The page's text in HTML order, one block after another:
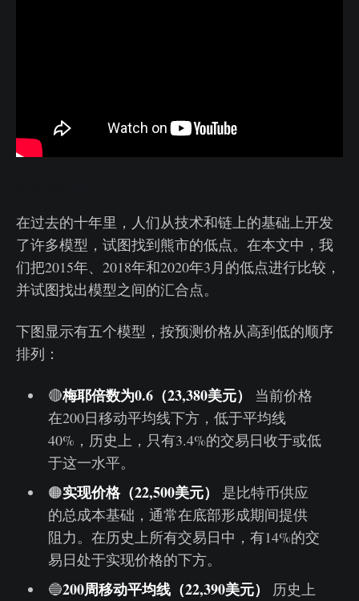
在过去的十年里，人们从技术和链上的基础上开发
了许多模型，试图找到熊市的低点。在本文中，我
们把2015年、2018年和2020年3月的低点进行比较，
并试图找出模型之间的汇合点。
下图显示有五个模型，按预测价格从高到低的顺序
排列：
🔴梅耶倍数为0.6（23,380美元）
当前价格
在200日移动平均线下方，低于平均线
40%，历史上，只有3.4%的交易日收于或低
于这一水平。
🟠实现价格（22,500美元）
是比特币供应
的总成本基础，通常在底部形成期间提供
阻力。在历史上所有交易日中，有14%的交
易日处于实现价格的下方。
🔵200周移动平均线（22,390美元）
历史上